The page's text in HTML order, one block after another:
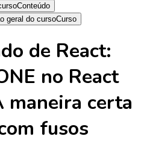
Conteúdo
geral do cursoCurso
de React:
no React
maneira certa
fusos